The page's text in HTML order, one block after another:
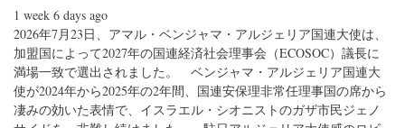
1 week 6 days ago
2026年7月23日、アマル・ベンジャマ・アルジェリア国連大使は、
加盟国によって2027年の国連経済社会理事会（ECOSOC）議長に
満場一致で選出されました。 ベンジャマ・アルジェリア国連大
使が2024年から2025年の2年間、国連安保理非常任理事国の席から
凄みの効いた表情で、イスラエル・シオニストのガザ市民ジェノ